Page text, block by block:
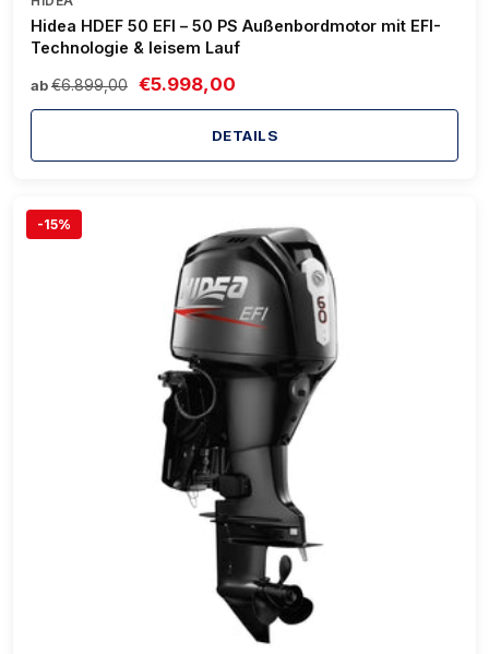
Hidea HDEF 50 EFI – 50 PS Außenbordmotor mit EFI-
Technologie & leisem Lauf
ab €6.899,00 €5.998,00
DETAILS
-15%